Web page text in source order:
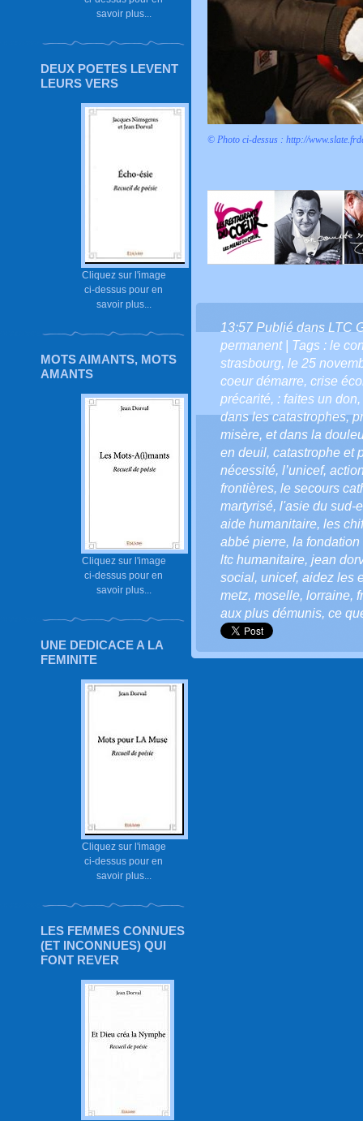
savoir plus...
DEUX POETES LEVENT
LEURS VERS
Cliquez sur l'image
ci-dessus pour en
savoir plus...
MOTS AIMANTS, MOTS
AMANTS
Cliquez sur l'image
ci-dessus pour en
savoir plus...
UNE DEDICACE A LA
FEMINITE
Cliquez sur l'image
ci-dessus pour en
savoir plus...
LES FEMMES CONNUES
(ET INCONNUES) QUI
FONT REVER
© Photo ci-dessus : http://
13:57 Publié dans LTC
permanent| Tags : le
strasbourg, le 25
coeur démarre, crise
précarité, : faites un don,
dans les catastrophes,
misère, et dans la
en deuil, catastrophe et
nécessité, l’unicef,
frontières, le secours
martyrisé, l'asie du sud-
aide humanitaire, les
abbé pierre, la
ltc humanitaire, jean
social, unicef, aidez les
metz, moselle, lorraine,
aux plus démunis, ce